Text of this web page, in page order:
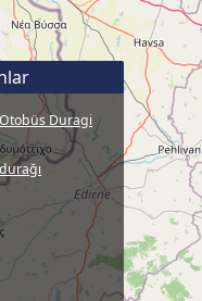
Duragi